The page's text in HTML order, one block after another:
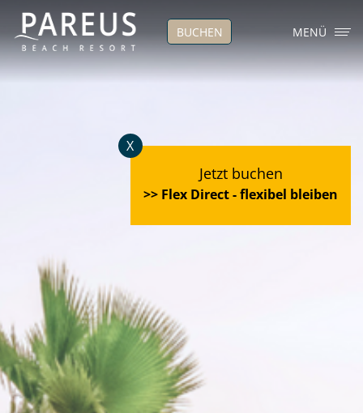
Jetzt buchen
>> Flex Direct - flexibel bleiben
X
BUCHEN MENÜ